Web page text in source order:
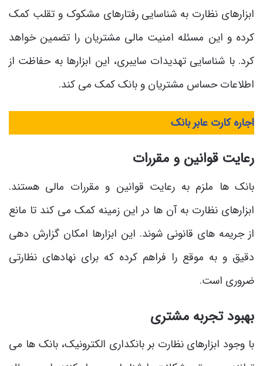
ابزارهای نظارت به شناسایی رفتارهای مشکوک و تقلب کمک
کرده و این مسئله امنیت مالی مشتریان را تضمین خواهد
کرد. با شناسایی تهدیدات سایبری، این ابزارها به حفاظت از
اطلاعات حساس مشتریان و بانک کمک می کند.
اجاره کارت عابر بانک
رعایت قوانین و مقررات
بانک ها ملزم به رعایت قوانین و مقررات مالی هستند.
ابزارهای نظارت به آن ها در این زمینه کمک می کند تا مانع
از جریمه های قانونی شوند. این ابزارها امکان گزارش دهی
دقیق و به موقع را فراهم کرده که برای نهادهای نظارتی
ضروری است.
بهبود تجربه مشتری
با وجود ابزارهای نظارت بر بانکداری الکترونیک، بانک ها می